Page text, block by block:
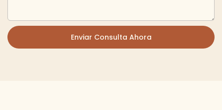
Enviar Consulta Ahora